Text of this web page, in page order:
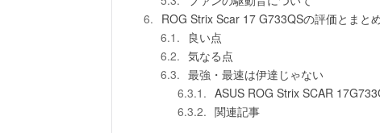
ROG Strix Scar 17 G733QSの評価とまと
良い点
気なる点
最強・最速は伊達じゃない
ASUS ROG Strix SCAR
関連記事